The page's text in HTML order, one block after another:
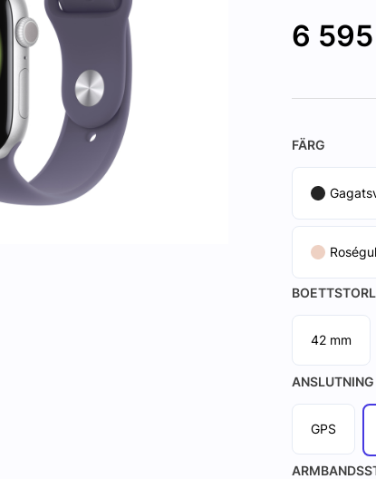
6 595
FÄRG
42 mm
ANSLUTNING
GPS